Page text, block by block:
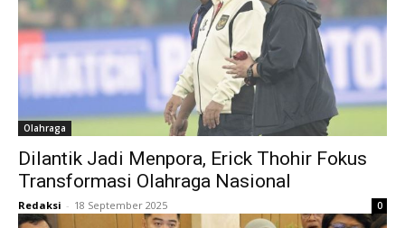
Olahraga
Dilantik Jadi Menpora, Erick Thohir Fokus
Transformasi Olahraga Nasional
Redaksi - 18 September 2025 0